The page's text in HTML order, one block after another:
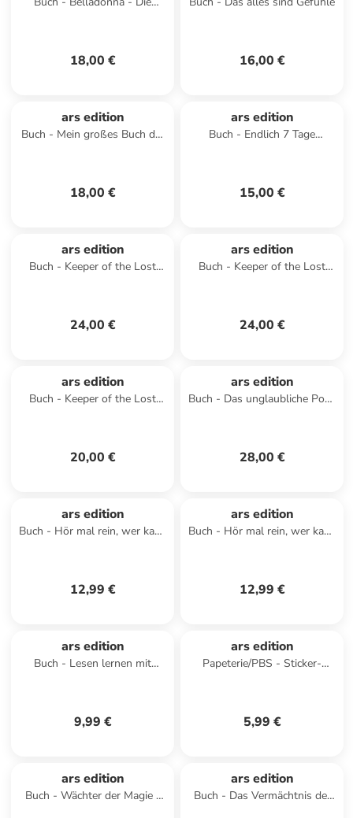
18,00 € 16,00 €
ars edition
Buch - Mein großes Buch der
18,00 €
ars edition
Buch - Endlich 7 Tage
15,00 €
ars edition
Buch - Keeper of the Lost
24,00 €
ars edition
Buch - Keeper of the Lost
24,00 €
ars edition
Buch - Keeper of the Lost
20,00 €
ars edition
Buch - Das unglaubliche Pop-
28,00 €
ars edition
Buch - Hör mal rein, wer kann
12,99 €
ars edition
Buch - Hör mal rein, wer kann
12,99 €
ars edition
Buch - Lesen lernen mit
9,99 €
ars edition
Papeterie/PBS - Sticker-
5,99 €
ars edition
Buch - Wächter der Magie -
ars edition
Buch - Das Vermächtnis der